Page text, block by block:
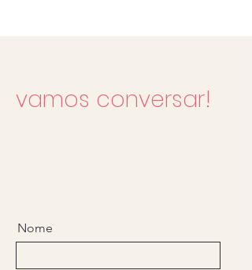
vamos conversar!
Nome